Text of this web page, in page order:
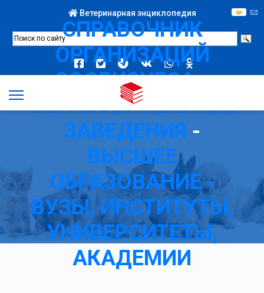
Ветеринарная энциклопедия
СПРАВОЧНИК
ОРГАНИЗАЦИЙ
ЗООБИЗНЕСА-
ОБРАЗОВАТЕЛЬНЫЕ
ЗАВЕДЕНИЯ -
ВЫСШЕЕ
ОБРАЗОВАНИЕ -
ВУЗЫ, ИНСТИТУТЫ,
УНИВЕРСИТЕТЫ,
АКАДЕМИИ